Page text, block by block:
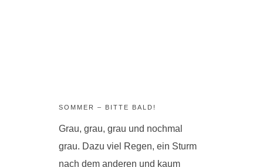
SOMMER – BITTE BALD!
Grau, grau, grau und nochmal
grau. Dazu viel Regen, ein Sturm
nach dem anderen und kaum